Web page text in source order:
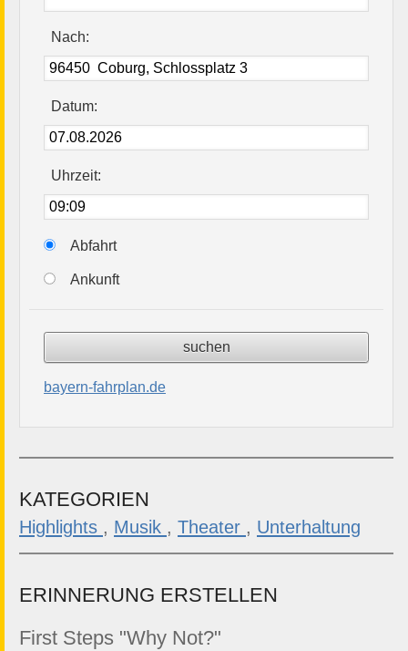
Nach:
Datum:
Uhrzeit:
Abfahrt
Ankunft
bayern-fahrplan.de
KATEGORIEN
Highlights , Musik , Theater , Unterhaltung
ERINNERUNG ERSTELLEN
First Steps "Why Not?"